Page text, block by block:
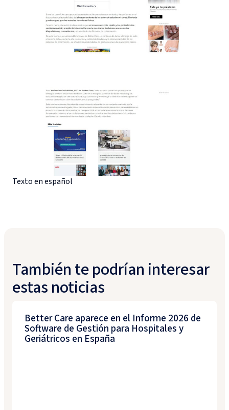
Texto en español
También te podrían interesar
estas noticias
Better Care aparece en el Informe 2026 de
Software de Gestión para Hospitales y
Geriátricos en España